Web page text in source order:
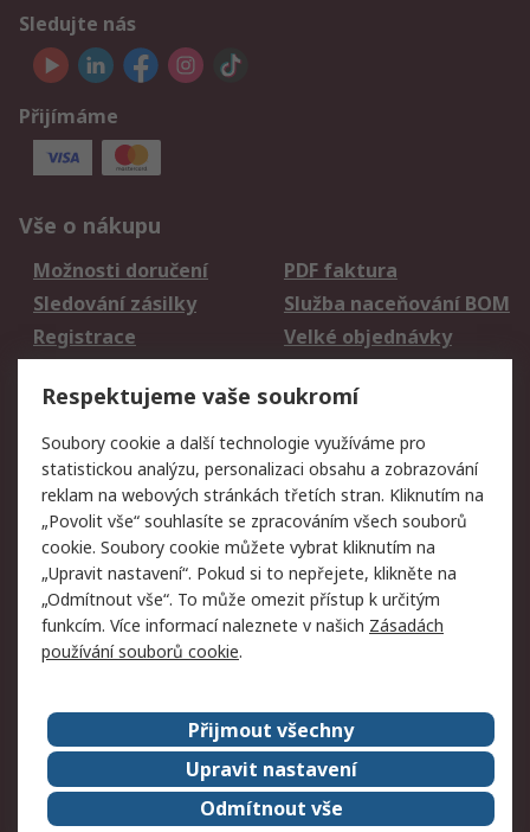
Sledujte nás
Přijímáme
Vše o nákupu
Možnosti doručení
PDF faktura
Sledování zásilky
Služba naceňování BOM
Registrace
Velké objednávky
Právní
Autorská práva
Obchodní podmínky
společnosti RS
Prohlášení o ochraně
údajů
Zabezpečení
elektronické pošty
Zásady pro soubory
cookie
Zásady ochrany
osobních údajů
Kontakt
O naší společnosti
RS Group
Kariéra
Ocenění
Respektujeme vaše soukromí
Soubory cookie a další technologie využíváme pro
statistickou analýzu, personalizaci obsahu a zobrazování
reklam na webových stránkách třetích stran. Kliknutím na
„Povolit vše“ souhlasíte se zpracováním všech souborů
cookie. Soubory cookie můžete vybrat kliknutím na
„Upravit nastavení“. Pokud si to nepřejete, klikněte na
„Odmítnout vše“. To může omezit přístup k určitým
funkcím. Více informací naleznete v našich Zásadách
používání souborů cookie.
Přijmout všechny
Upravit nastavení
Odmítnout vše